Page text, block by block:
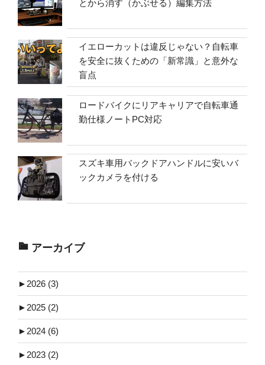
とから消す（かぶせる）編集方法
イエローカットは違反じゃない？自転車
を安全に抜くための「新常識」と意外な
盲点
ロードバイクにリアキャリアで自転車通
勤仕様ノートPC対応
スズキ車用バックドアハンドルに安いバ
ックカメラを付ける
アーカイブ
► 2026 (3)
► 2025 (2)
► 2024 (6)
► 2023 (2)